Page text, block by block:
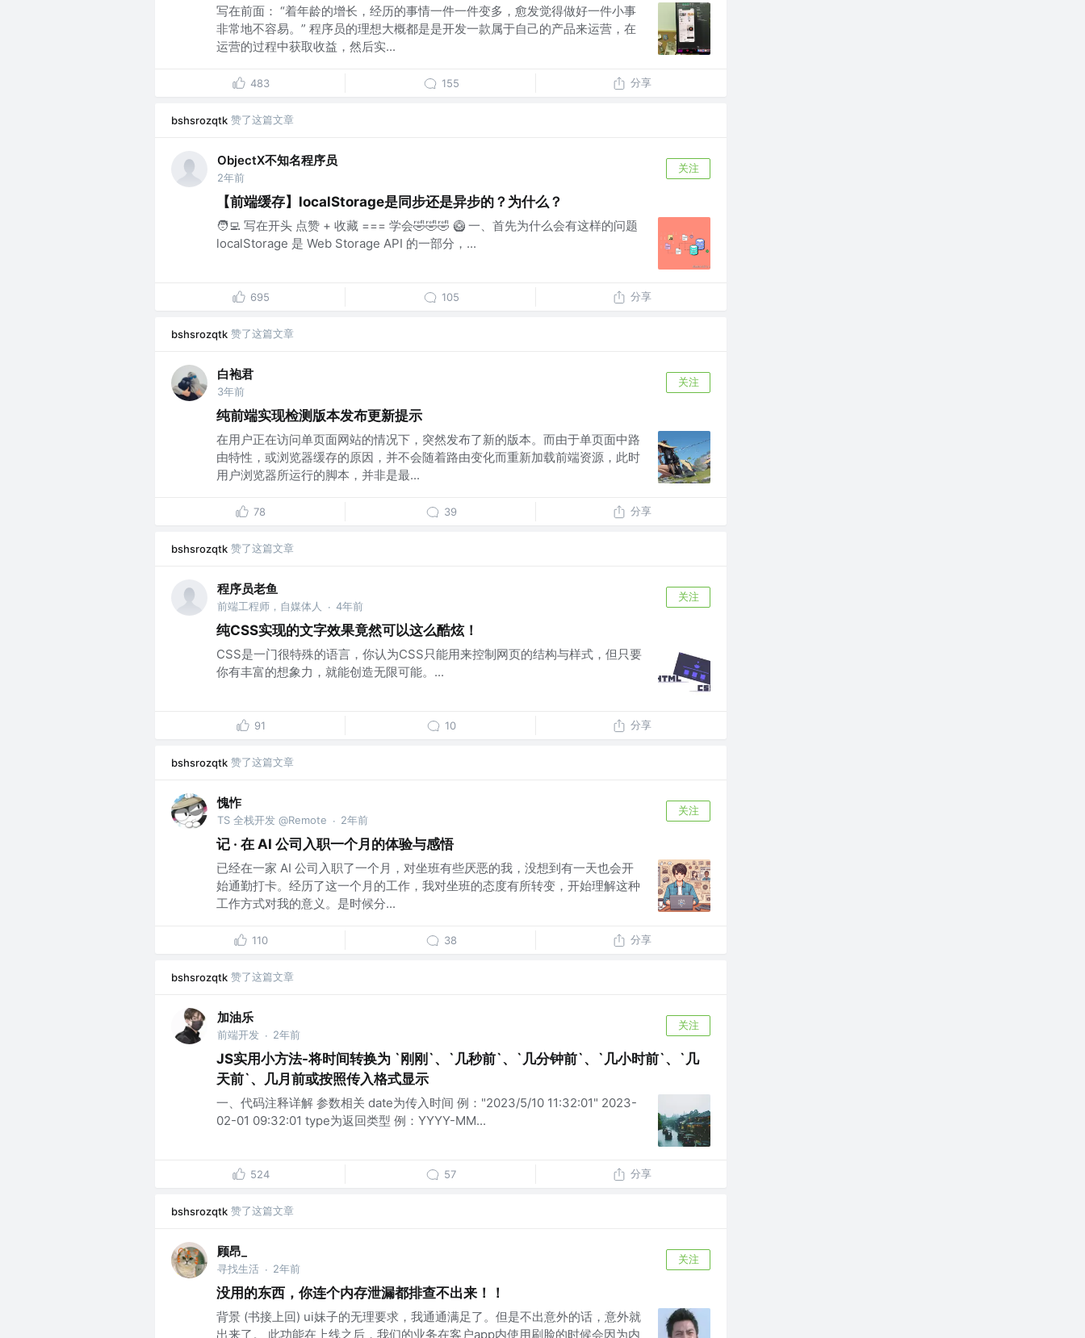
写在前面： “着年龄的增长，经历的事情一件一件变多，愈发觉得做好一件小事
非常地不容易。” 程序员的理想大概都是是开发一款属于自己的产品来运营，在
运营的过程中获取收益，然后实...
483 155 分享
bshsrozqtk 赞了这篇文章
ObjectX不知名程序员
2年前
关注
【前端缓存】localStorage是同步还是异步的？为什么？
🧑‍💻 写在开头 点赞 + 收藏 === 学会🤣🤣🤣 🥝 一、首先为什么会有这样的问题
localStorage 是 Web Storage API 的一部分，...
695 105 分享
bshsrozqtk 赞了这篇文章
白袍君
3年前
关注
纯前端实现检测版本发布更新提示
在用户正在访问单页面网站的情况下，突然发布了新的版本。而由于单页面中路
由特性，或浏览器缓存的原因，并不会随着路由变化而重新加载前端资源，此时
用户浏览器所运行的脚本，并非是最...
78 39 分享
bshsrozqtk 赞了这篇文章
程序员老鱼
前端工程师，自媒体人 · 4年前
关注
纯CSS实现的文字效果竟然可以这么酷炫！
CSS是一门很特殊的语言，你认为CSS只能用来控制网页的结构与样式，但只要
你有丰富的想象力，就能创造无限可能。...
91 10 分享
bshsrozqtk 赞了这篇文章
愧怍
TS 全栈开发 @Remote · 2年前
关注
记 · 在 AI 公司入职一个月的体验与感悟
已经在一家 AI 公司入职了一个月，对坐班有些厌恶的我，没想到有一天也会开
始通勤打卡。经历了这一个月的工作，我对坐班的态度有所转变，开始理解这种
工作方式对我的意义。是时候分...
110 38 分享
bshsrozqtk 赞了这篇文章
加油乐
前端开发 · 2年前
关注
JS实用小方法-将时间转换为 `刚刚`、`几秒前`、`几分钟前`、`几小时前`、`几
天前`、几月前或按照传入格式显示
一、代码注释详解 参数相关 date为传入时间 例："2023/5/10 11:32:01" 2023-
02-01 09:32:01 type为返回类型 例：YYYY-MM...
524 57 分享
bshsrozqtk 赞了这篇文章
顾昂_
寻找生活 · 2年前
关注
没用的东西，你连个内存泄漏都排查不出来！！
背景 (书接上回) ui妹子的无理要求，我通通满足了。但是不出意外的话，意外就
出来了。 此功能在上线之后，我们的业务在客户app内使用刷脸的时候会因为内